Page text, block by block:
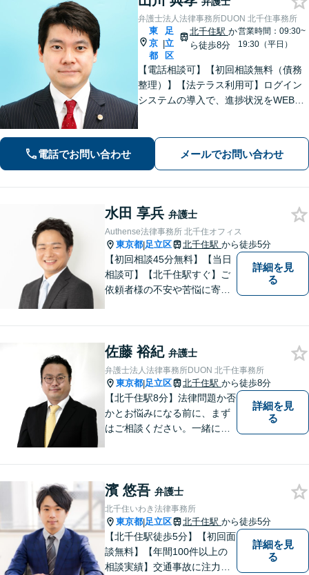
弁護士法人法律事務所DUON 北千住事務所
東
京
都
|
足
立
区
北千住駅 か
ら徒歩8分
営業時間：09:30~
19:30（平日）
【電話相談可】【初回相談無料（債務
整理）】【法テラス利用可】ログイン
システムの導入で、進捗状況をWEB上
い事案に対応できます【夜間・休日面
談可】【完全個室】【新宿三丁目駅5
電話でお問い合わせ メールでお問い合わせ
水田 享兵 弁護士
Authense法律事務所 北千住オフィス
東京都|足立区 北千住駅 から徒歩5分
【初回相談45分無料】【当日
相談可】【北千住駅すぐ】ご
依頼者様の不安や苦悩に寄り
題解決後の人生も見据えてサ
ポートします。
詳細を見
る
佐藤 裕紀 弁護士
弁護士法人法律事務所DUON 北千住事務所
東京都|足立区 北千住駅 から徒歩8分
【北千住駅8分】法律問題か否
かとお悩みになる前に、まず
はご相談ください。一緒に考
詳細を見
る
濱 悠吾 弁護士
北千住いわき法律事務所
東京都|足立区 北千住駅 から徒歩5分
【北千住駅徒歩5分】【初回面
談無料】【年間100件以上の
相談実績】交通事故に注力し
詳細を見
る